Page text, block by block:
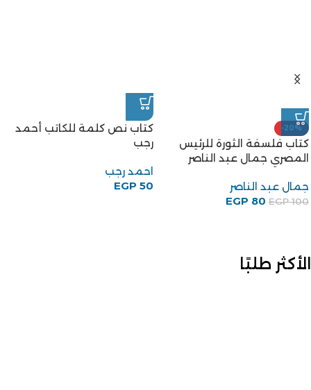
-20%
كتاب فلسفة الثورة للرئيس
المصري جمال عبد الناصر
جمال عبد الناصر
EGP100
EGP 80
كتاب نص كلمة للكاتب أحمد
رجب
احمد رجب
EGP 50
الأكثر طلبًا